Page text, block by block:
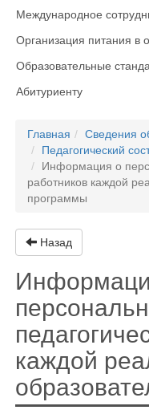
Международное
Организация питания в
Образовательные
Абитуриенту
Главная
Сведения
Педагогический
Информация о
работников каждой
программы
Назад
каждой